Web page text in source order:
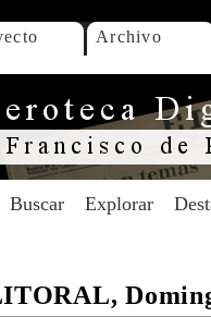
Archivo
Buscar Explorar